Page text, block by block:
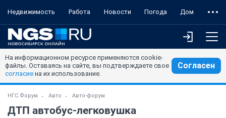
Недвижимость Работа Новости Погода Дом
На информационном ресурсе применяются cookie-
файлы. Оставаясь на сайте, вы подтверждаете свое
согласие на их использование.
Согласен
НГС.Форум Авто Авто-форум
ДТП автобус-легковушка